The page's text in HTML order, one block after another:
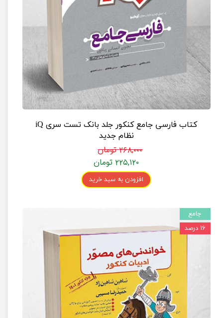
کتاب فارسی جامع کنکور جلد بانک تست سری iQ
نظام جدید
۲۶۸,۰۰۰ تومان
۲۲۵,۱۲۰ تومان
افزودن به سبد خرید
جامع
۱۶ درصد